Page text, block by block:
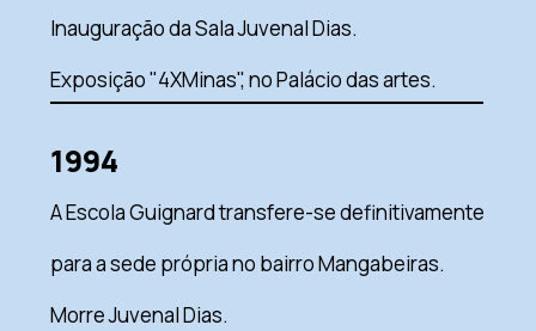
Inauguração da Sala Juvenal Dias.
Exposição "4XMinas", no Palácio das artes.
1994
A Escola Guignard transfere-se definitivamente
para a sede própria no bairro Mangabeiras.
Morre Juvenal Dias.